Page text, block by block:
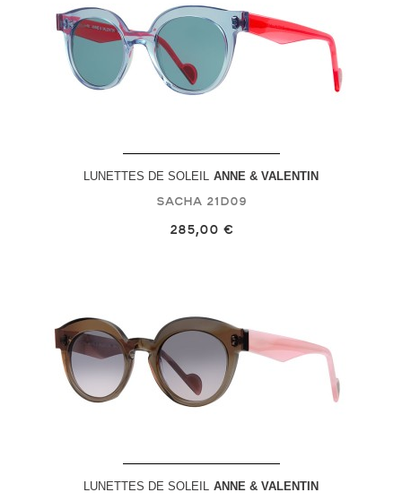
LUNETTES DE SOLEIL ANNE & VALENTIN
Sacha 21D09
285,00 €
LUNETTES DE SOLEIL ANNE & VALENTIN